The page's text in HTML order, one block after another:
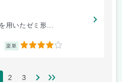
用いたゼミ形...
楽単 4
2 3